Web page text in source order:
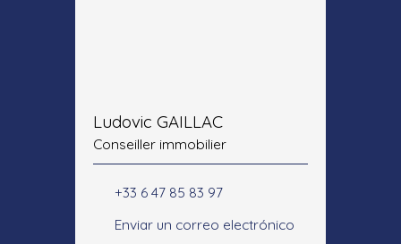
Ludovic GAILLAC
Conseiller immobilier
+33 6 47 85 83 97
Enviar un correo electrónico